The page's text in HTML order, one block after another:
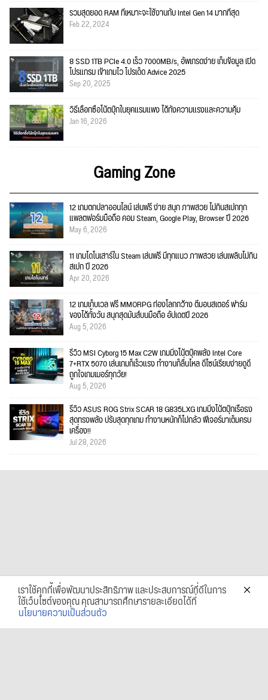
รวมสุดยอด RAM ที่เหมาะจะใช้งานกับ Intel Gen 14 มากที่สุด
Feb 22, 2024
8 SSD 1TB PCIe 4.0 เร็ว 7000MB/s, อัพเกรดง่าย เก็บข้อมูล เปิด
โปรแกรม เข้าเกมไว โปรเด็ด Advice 2025
Sep 20, 2025
วิธีเลือกซื้อโน้ตบุ๊กในยุคแรมแพง ได้ทั้งความแรงและความคุ้ม
Jan 16, 2026
Gaming Zone
12 เกมตกปลาออนไลน์ เล่นฟรี ง่าย สนุก ภาพสวย ไม่กินสเปกทุก
แพลตฟอร์มมือถือ คอม Steam, Google Play, Browser ปี 2026
May 6, 2026
11 เกมไดโนเสาร์ใน Steam เล่นฟรี มีทุกแนว ภาพสวย เล่นเพลินไม่กิน
สเปก ปี 2026
Apr 20, 2026
12 เกมเก็บเวล ฟรี MMORPG ท่องโลกกว้าง ตีมอนสเตอร์ ฟาร์ม
ของได้ทั้งวัน สนุกสุดมันส์บนมือถือ อัปเดตปี 2026
Aug 5, 2026
รีวิว MSI Cyborg 15 Max C2W เกมมิ่งโน้ตบุ๊คพลัง Intel Core
7+RTX 5070 เล่นเกมก็เร็วแรง ทำงานก็ลื่นไหล ดีไซน์เรียบง่ายดูดี
ถูกใจเกมเมอร์ทุกวัย!
Aug 5, 2026
รีวิว ASUS ROG Strix SCAR 18 G835LXG เกมมิ่งโน้ตบุ๊กเรือธง
สุดทรงพลัง ปรับสุดทุกเกม ทำงานหนักก็ไม่กลัว ฟีเจอร์มาเต็มครบ
เครื่อง!!
Jul 28, 2026
เราใช้คุกกี้เพื่อพัฒนาประสิทธิภาพ และประสบการณ์ที่ดีในการ
ใช้เว็บไซต์ของคุณ คุณสามารถศึกษารายละเอียดได้ที่
นโยบายความเป็นส่วนตัว